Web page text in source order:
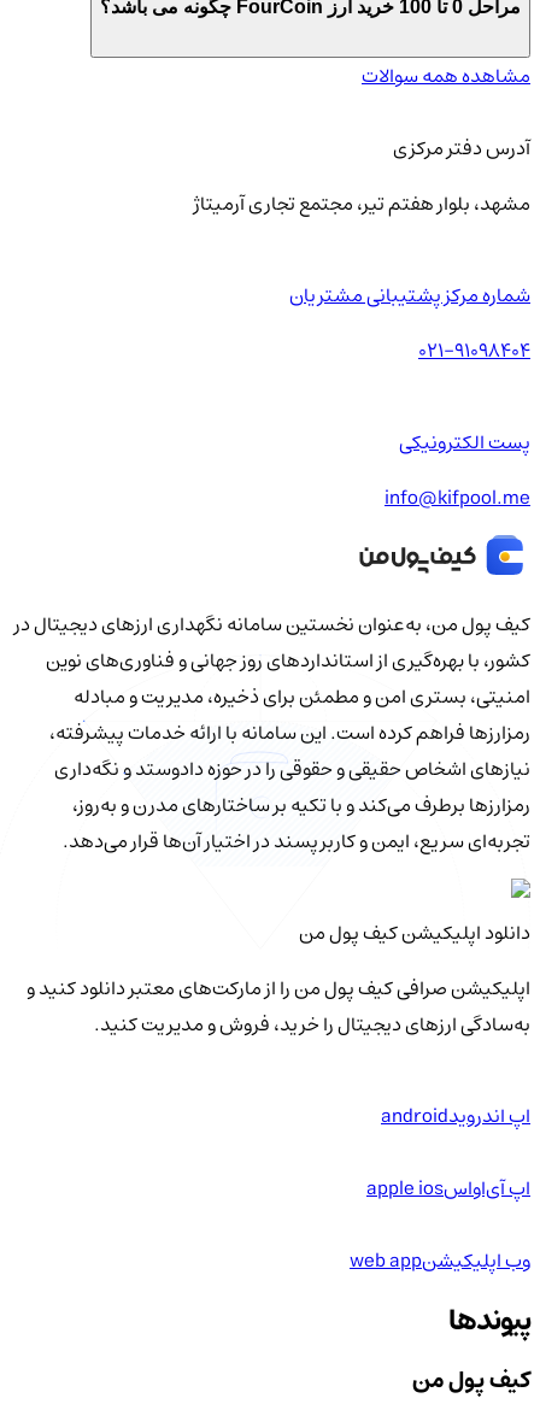
مراحل 0 تا 100 خرید ارز FourCoin چگونه می باشد؟
مشاهده همه سوالات
آدرس دفتر مرکزی
مشهد، بلوار هفتم تیر، مجتمع تجاری آرمیتاژ
شماره مرکز پشتیبانی مشتریان
021-91098404
پست الکترونیکی
info@kifpool.me
کیف‌ پول من، به‌عنوان نخستین سامانه نگهداری ارزهای دیجیتال در
کشور، با بهره‌گیری از استانداردهای روز جهانی و فناوری‌های نوین
امنیتی، بستری امن و مطمئن برای ذخیره، مدیریت و مبادله
رمزارزها فراهم کرده است. این سامانه با ارائه خدمات پیشرفته،
نیازهای اشخاص حقیقی و حقوقی را در حوزه دادوستد و نگه‌داری
رمزارزها برطرف می‌کند و با تکیه بر ساختارهای مدرن و به‌روز،
تجربه‌ای سریع، ایمن و کاربرپسند در اختیار آن‌ها قرار می‌دهد.
دانلود اپلیکیشن کیف‌ پول من
اپلیکیشن صرافی کیف پول من را از مارکت‌های معتبر دانلود کنید و
به‌سادگی ارزهای دیجیتال را خرید، فروش و مدیریت کنید.
اپ اندرویدandroid
اپ آی‌او‌اسapple ios
وب اپلیکیشنweb app
پیوندها
کیف پول من